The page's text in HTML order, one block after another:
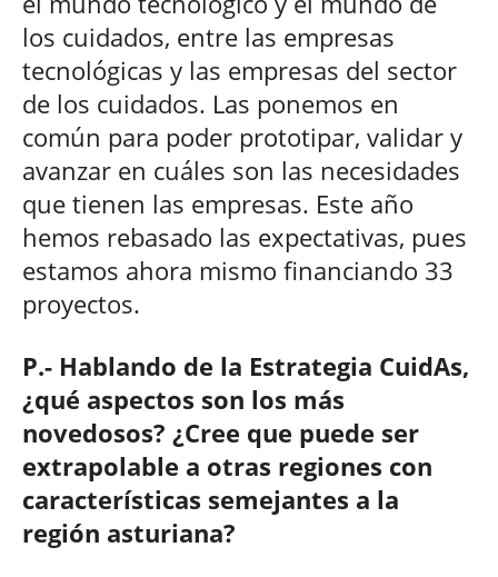
los cuidados, entre las empresas
tecnológicas y las empresas del sector
de los cuidados. Las ponemos en
común para poder prototipar, validar y
avanzar en cuáles son las necesidades
que tienen las empresas. Este año
hemos rebasado las expectativas, pues
estamos ahora mismo financiando 33
proyectos.
P.- Hablando de la Estrategia CuidAs,
¿qué aspectos son los más
novedosos? ¿Cree que puede ser
extrapolable a otras regiones con
características semejantes a la
región asturiana?